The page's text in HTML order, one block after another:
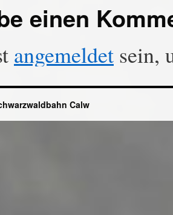
einen
angemeldet sein,
Calw